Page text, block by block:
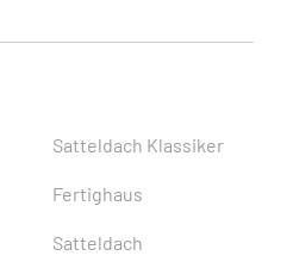
Satteldach Klassiker
Fertighaus
Satteldach